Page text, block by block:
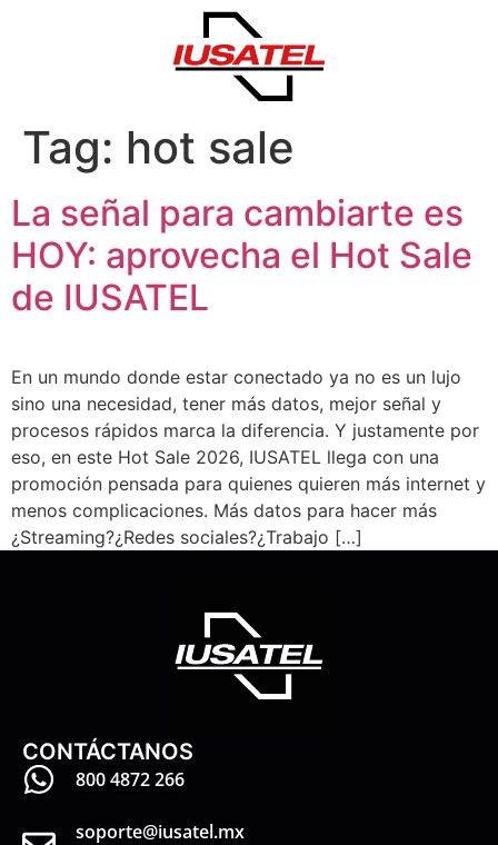
Tag: hot sale
La señal para cambiarte es
HOY: aprovecha el Hot Sale
de IUSATEL
En un mundo donde estar conectado ya no es un lujo
sino una necesidad, tener más datos, mejor señal y
procesos rápidos marca la diferencia. Y justamente por
eso, en este Hot Sale 2026, IUSATEL llega con una
promoción pensada para quienes quieren más internet y
menos complicaciones. Más datos para hacer más
¿Streaming?¿Redes sociales?¿Trabajo […]
CONTÁCTANOS
800 4872 266
soporte@iusatel.mx